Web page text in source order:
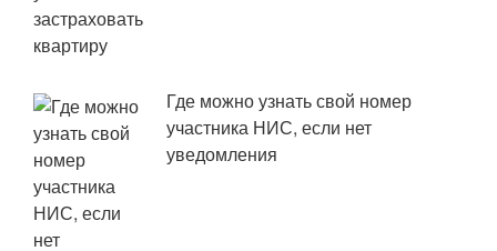
Где можно узнать свой номер
участника НИС, если нет
уведомления